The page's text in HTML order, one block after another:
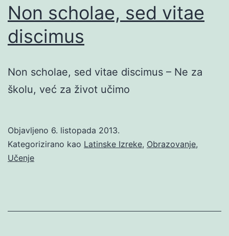
Non scholae, sed vitae
discimus
Non scholae, sed vitae discimus – Ne za
školu, već za život učimo
Objavljeno 6. listopada 2013.
Kategorizirano kao Latinske Izreke, Obrazovanje,
Učenje